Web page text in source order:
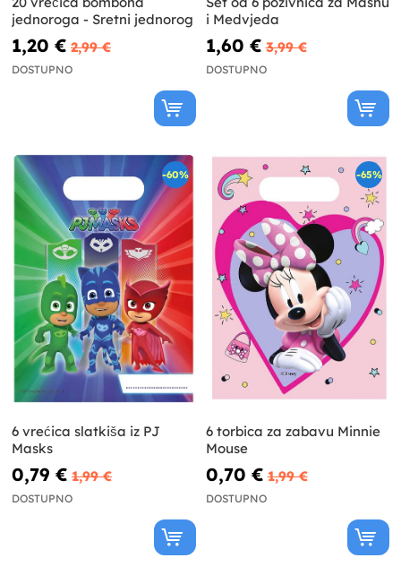
jednoroga - Sretni jednorog
1,20 € 2,99 €
DOSTUPNO
i Medvjeda
1,60 € 3,99 €
DOSTUPNO
-60%
6 vrećica slatkiša iz PJ
Masks
0,79 € 1,99 €
DOSTUPNO
-65%
6 torbica za zabavu Minnie
Mouse
0,70 € 1,99 €
DOSTUPNO